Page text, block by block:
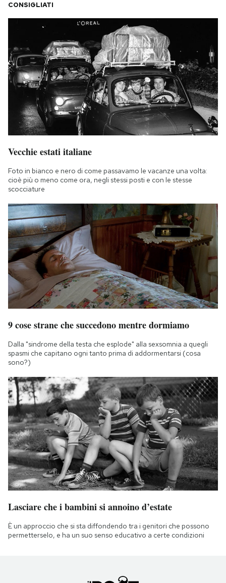
CONSIGLIATI
Vecchie estati italiane
Foto in bianco e nero di come passavamo le vacanze una volta:
cioè più o meno come ora, negli stessi posti e con le stesse
scocciature
9 cose strane che succedono mentre dormiamo
Dalla "sindrome della testa che esplode" alla sexsomnia a quegli
spasmi che capitano ogni tanto prima di addormentarsi (cosa
sono?)
Lasciare che i bambini si annoino d’estate
È un approccio che si sta diffondendo tra i genitori che possono
permetterselo, e ha un suo senso educativo a certe condizioni